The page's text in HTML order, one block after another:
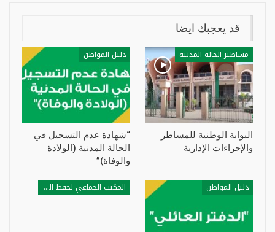
قد يعجبك ايضا
مساطير الحالة المدنية
البوابة الوطنية للمساطر
والإجراءات الإدارية
دليل المواطن
“شهادة عدم التسجيل في
الحالة المدنية (الولادة
والوفاة)”
دليل المواطن المكتب الجماعي لحفظ الصحة